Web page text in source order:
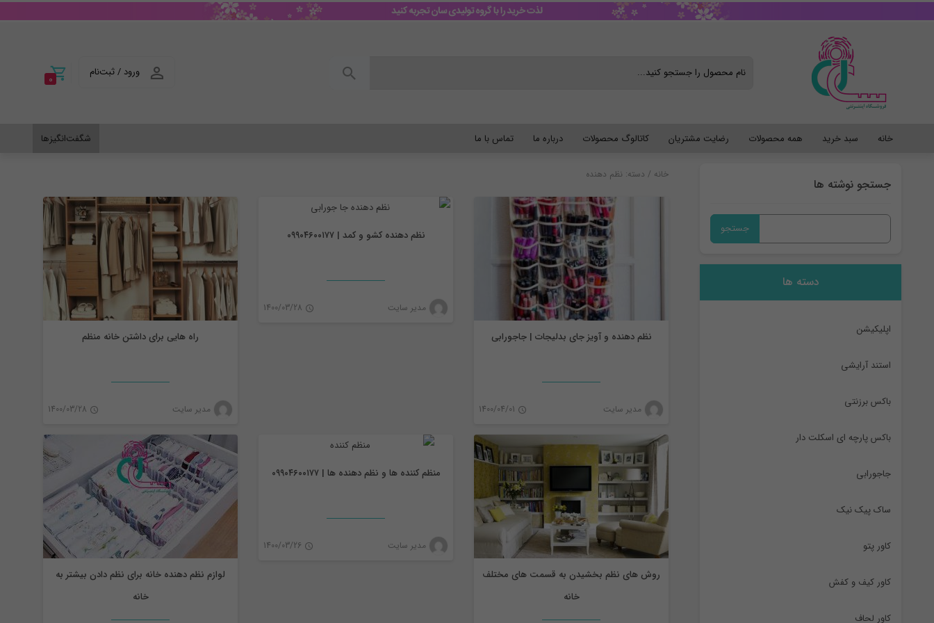
0
ورود / ثبت‌نام
خانه سبد خرید همه محصولات رضایت مشتریان کاتالوگ محصولات درباره ما تماس با ما شگفت‌انگیزها
جستجو نوشته ها
برای:
دسته ها
اپلیکیشن
استند آرایشی
باکس برزنتی
باکس پارچه ای اسکلت دار
جاجورابی
ساک پیک نیک
کاور پتو
کاور کیف و کفش
کاور لحاف
خانه / دسته: نظم دهنده
نظم دهنده و آویز جای بدلیجات | جاجورابی
مدیر سایت 1400/04/01
نظم دهنده کشو و کمد | ۰۹۹۰۴۶۰۰۱۷۷
مدیر سایت 1400/03/28
راه هایی برای داشتن خانه منظم
مدیر سایت 1400/03/28 نظم دهنده
روش های نظم بخشیدن به قسمت های مختلف
خانه
منظم کننده ها و نظم دهنده ها | ۰۹۹۰۴۶۰۰۱۷۷
مدیر سایت 1400/03/26
اپلیکیشن
لوازم نظم دهنده خانه برای نظم دادن بیشتر به
خانه